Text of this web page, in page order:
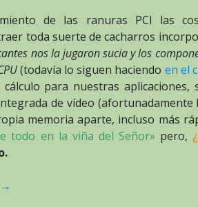
de las ranuras PCI las
toda suerte de cacharros
nos la jugaron sucia y los
(todavía lo siguen haciendo en el
para nuestras
de vídeo
memoria aparte, incluso más
todo en la viña del Señor» pero,
→